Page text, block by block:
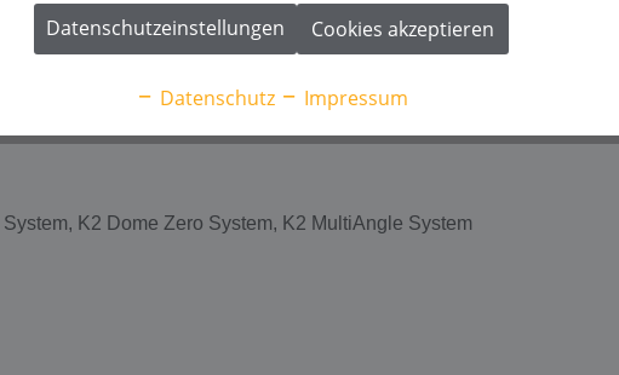
K2 Dome Zero System, K2 MultiAngle System
Datenschutzeinstellungen Cookies akzeptieren
Datenschutz Impressum